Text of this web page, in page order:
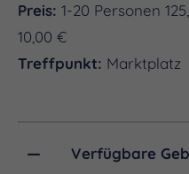
Preis: 1-20 Personen
10,00 €
Treffpunkt: Marktplatz
Verfügbare